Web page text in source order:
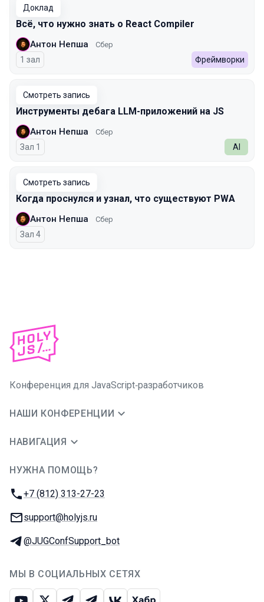
Доклад
Всё, что нужно знать о React Compiler
Антон Непша Сбер
1 зал Фреймворки
Смотреть запись
Инструменты дебага LLM-приложений на JS
Антон Непша Сбер
Зал 1 AI
Смотреть запись
Когда проснулся и узнал, что существуют PWA
Антон Непша Сбер
Зал 4
Конференция для JavaScript‑разработчиков
НАШИ КОНФЕРЕНЦИИ
НАВИГАЦИЯ
НУЖНА ПОМОЩЬ?
Телефон:
+7 (812) 313-27-23
E-mail:
support@holyjs.ru
Телеграм:
@JUGConfSupport_bot
МЫ В СОЦИАЛЬНЫХ СЕТЯХ